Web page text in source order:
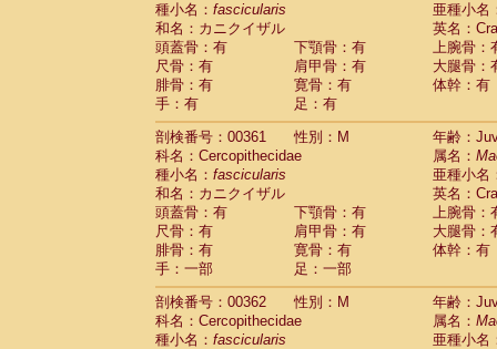
種小名： fascicularis
亜種小名
和名：カニクイザル
英名：
頭蓋骨：有
下顎骨：有
上腕骨：
尺骨：有
肩甲骨：有
大腿骨：
腓骨：有
寛骨：有
体幹：有
手：有
足：有
剖検番号：00361
性別：M
年齢：
科名：Cercopithecidae
属名：
種小名： fascicularis
亜種小名
和名：カニクイザル
英名：
頭蓋骨：有
下顎骨：有
上腕骨：
尺骨：有
肩甲骨：有
大腿骨：
腓骨：有
寛骨：有
体幹：有
手：一部
足：一部
剖検番号：00362
性別：M
年齢：
科名：Cercopithecidae
属名：
種小名： fascicularis
亜種小名